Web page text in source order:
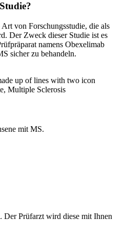
von Forschungsstudie, die als
Der Zweck dieser Studie ist es
namens Obexelimab
sicher zu behandeln.
mit MS.
Der Prüfarzt wird diese mit Ihnen